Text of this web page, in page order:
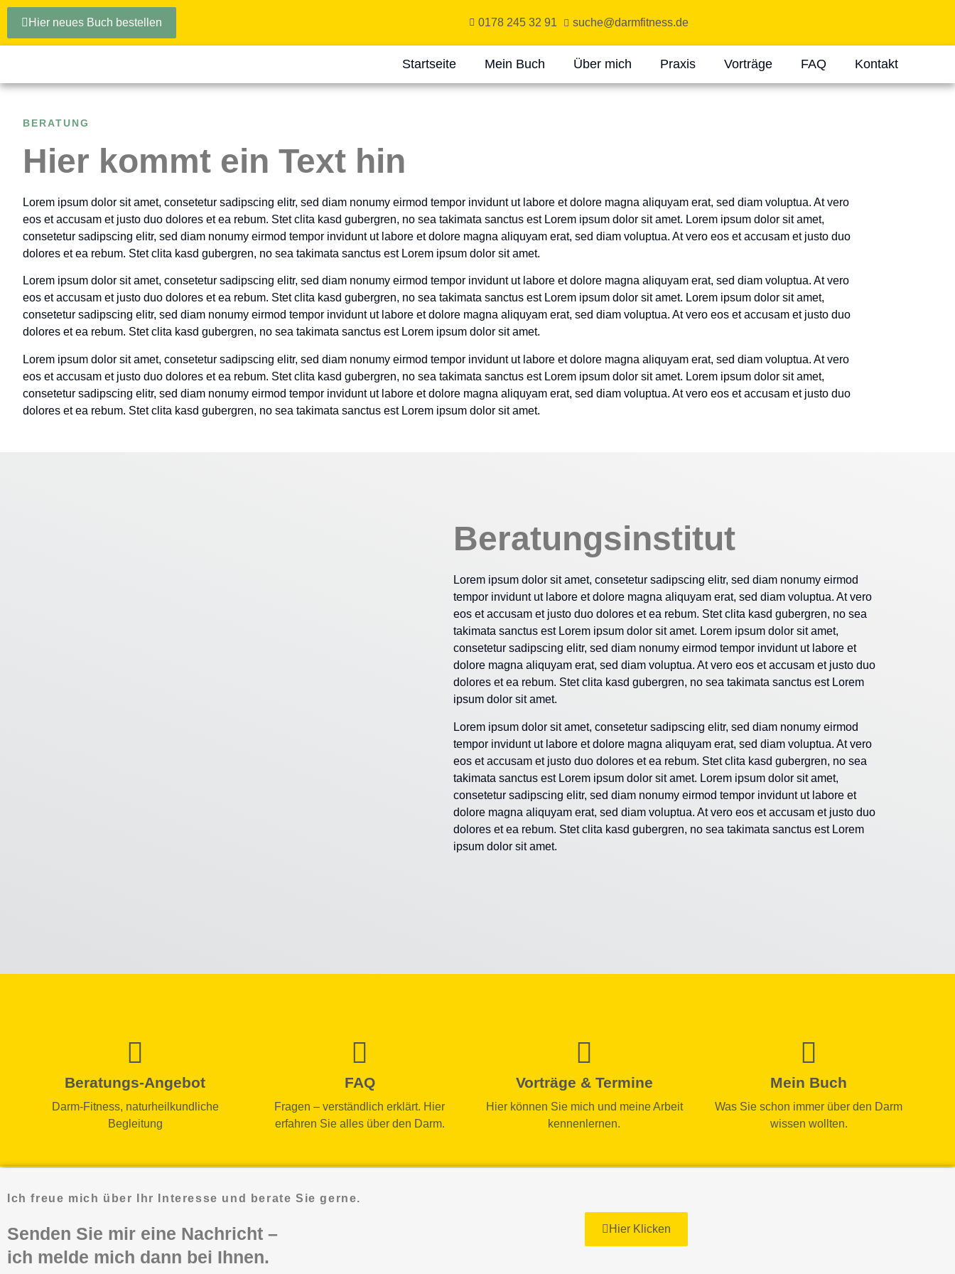
Hier neues Buch bestellen 0178 245 32 91 suche@darmfitness.de
Startseite Mein Buch Über mich Praxis Vorträge FAQ Kontakt
BERATUNG
Hier kommt ein Text hin
Lorem ipsum dolor sit amet, consetetur sadipscing elitr, sed diam nonumy eirmod tempor invidunt ut labore et dolore magna aliquyam erat, sed diam voluptua. At vero
eos et accusam et justo duo dolores et ea rebum. Stet clita kasd gubergren, no sea takimata sanctus est Lorem ipsum dolor sit amet. Lorem ipsum dolor sit amet,
consetetur sadipscing elitr, sed diam nonumy eirmod tempor invidunt ut labore et dolore magna aliquyam erat, sed diam voluptua. At vero eos et accusam et justo duo
dolores et ea rebum. Stet clita kasd gubergren, no sea takimata sanctus est Lorem ipsum dolor sit amet.
Lorem ipsum dolor sit amet, consetetur sadipscing elitr, sed diam nonumy eirmod tempor invidunt ut labore et dolore magna aliquyam erat, sed diam voluptua. At vero
eos et accusam et justo duo dolores et ea rebum. Stet clita kasd gubergren, no sea takimata sanctus est Lorem ipsum dolor sit amet. Lorem ipsum dolor sit amet,
consetetur sadipscing elitr, sed diam nonumy eirmod tempor invidunt ut labore et dolore magna aliquyam erat, sed diam voluptua. At vero eos et accusam et justo duo
dolores et ea rebum. Stet clita kasd gubergren, no sea takimata sanctus est Lorem ipsum dolor sit amet.
Lorem ipsum dolor sit amet, consetetur sadipscing elitr, sed diam nonumy eirmod tempor invidunt ut labore et dolore magna aliquyam erat, sed diam voluptua. At vero
eos et accusam et justo duo dolores et ea rebum. Stet clita kasd gubergren, no sea takimata sanctus est Lorem ipsum dolor sit amet. Lorem ipsum dolor sit amet,
consetetur sadipscing elitr, sed diam nonumy eirmod tempor invidunt ut labore et dolore magna aliquyam erat, sed diam voluptua. At vero eos et accusam et justo duo
dolores et ea rebum. Stet clita kasd gubergren, no sea takimata sanctus est Lorem ipsum dolor sit amet.
Beratungsinstitut
Lorem ipsum dolor sit amet, consetetur sadipscing elitr, sed diam nonumy eirmod
tempor invidunt ut labore et dolore magna aliquyam erat, sed diam voluptua. At vero
eos et accusam et justo duo dolores et ea rebum. Stet clita kasd gubergren, no sea
takimata sanctus est Lorem ipsum dolor sit amet. Lorem ipsum dolor sit amet,
consetetur sadipscing elitr, sed diam nonumy eirmod tempor invidunt ut labore et
dolore magna aliquyam erat, sed diam voluptua. At vero eos et accusam et justo duo
dolores et ea rebum. Stet clita kasd gubergren, no sea takimata sanctus est Lorem
ipsum dolor sit amet.
Lorem ipsum dolor sit amet, consetetur sadipscing elitr, sed diam nonumy eirmod
tempor invidunt ut labore et dolore magna aliquyam erat, sed diam voluptua. At vero
eos et accusam et justo duo dolores et ea rebum. Stet clita kasd gubergren, no sea
takimata sanctus est Lorem ipsum dolor sit amet. Lorem ipsum dolor sit amet,
consetetur sadipscing elitr, sed diam nonumy eirmod tempor invidunt ut labore et
dolore magna aliquyam erat, sed diam voluptua. At vero eos et accusam et justo duo
dolores et ea rebum. Stet clita kasd gubergren, no sea takimata sanctus est Lorem
ipsum dolor sit amet.
Beratungs-Angebot
Darm-Fitness, naturheilkundliche
Begleitung
FAQ
Fragen – verständlich erklärt. Hier
erfahren Sie alles über den Darm.
Vorträge & Termine
Hier können Sie mich und meine Arbeit
kennenlernen.
Mein Buch
Was Sie schon immer über den Darm
wissen wollten.
Ich freue mich über Ihr Interesse und berate Sie gerne.
Senden Sie mir eine Nachricht –
ich melde mich dann bei Ihnen.
Hier Klicken